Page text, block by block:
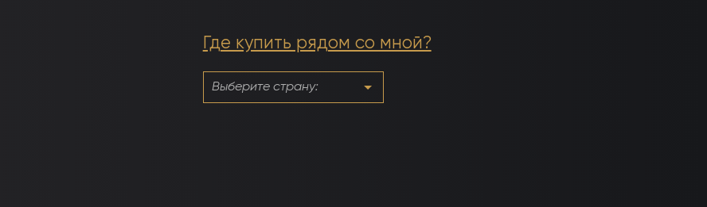
Где купить рядом со мной?